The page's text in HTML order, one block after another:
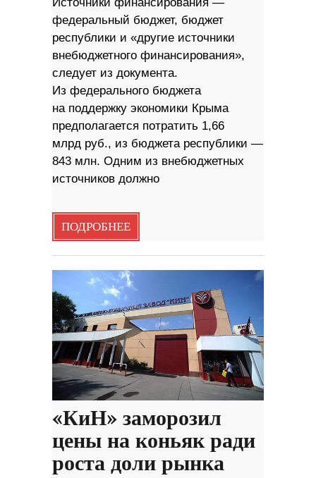
федеральный бюджет, бюджет
республики и «другие источники
внебюджетного финансирования»,
следует из документа.
Из федерального бюджета
на поддержку экономики Крыма
предполагается потратить 1,66
млрд руб., из бюджета республики —
843 млн. Одним из внебюджетных
источников должно
ПОДРОБНЕЕ
«КиН» заморозил
цены на коньяк ради
роста доли рынка